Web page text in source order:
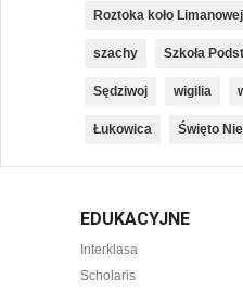
Roztoka koło Limanowej
szachy Szkoła
Sędziwoj wigilia
Łukowica Święto
EDUKACYJNE
Interklasa
Scholaris